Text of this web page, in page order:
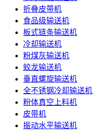
折叠皮带机
食品级输送机
板式链条输送机
冷却输送机
粉煤灰输送机
蛟龙输送机
垂直螺旋输送机
全不锈钢冷却输送机
粉体真空上料机
皮带机
振动水平输送机